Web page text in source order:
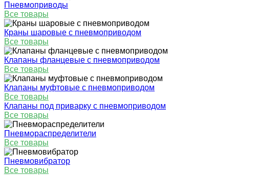
Пневмоприводы
Все товары
Краны шаровые с пневмоприводом
Все товары
Клапаны фланцевые с пневмоприводом
Все товары
Клапаны муфтовые с пневмоприводом
Все товары
Клапаны под приварку с пневмоприводом
Все товары
Пневмораспределители
Все товары
Пневмовибратор
Все товары